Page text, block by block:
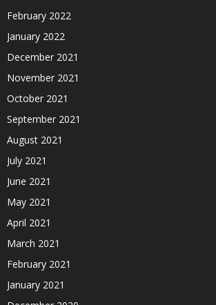
February 2022
January 2022
December 2021
November 2021
October 2021
September 2021
August 2021
July 2021
June 2021
May 2021
April 2021
March 2021
February 2021
January 2021